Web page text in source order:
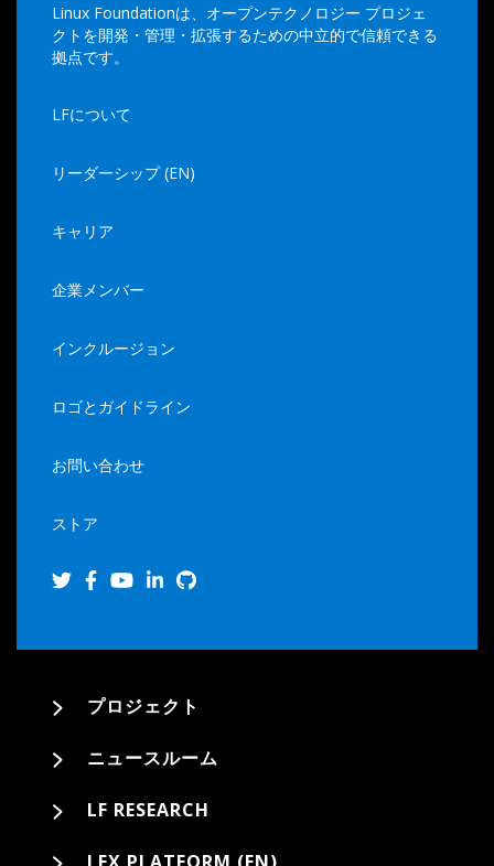
Linux Foundationは、オープンテクノロジー プロジェ
クトを開発・管理・拡張するための中立的で信頼できる
拠点です。
LFについて
リーダーシップ (EN)
キャリア
企業メンバー
インクルージョン
ロゴとガイドライン
お問い合わせ
ストア
プロジェクト
ニュースルーム
LF RESEARCH